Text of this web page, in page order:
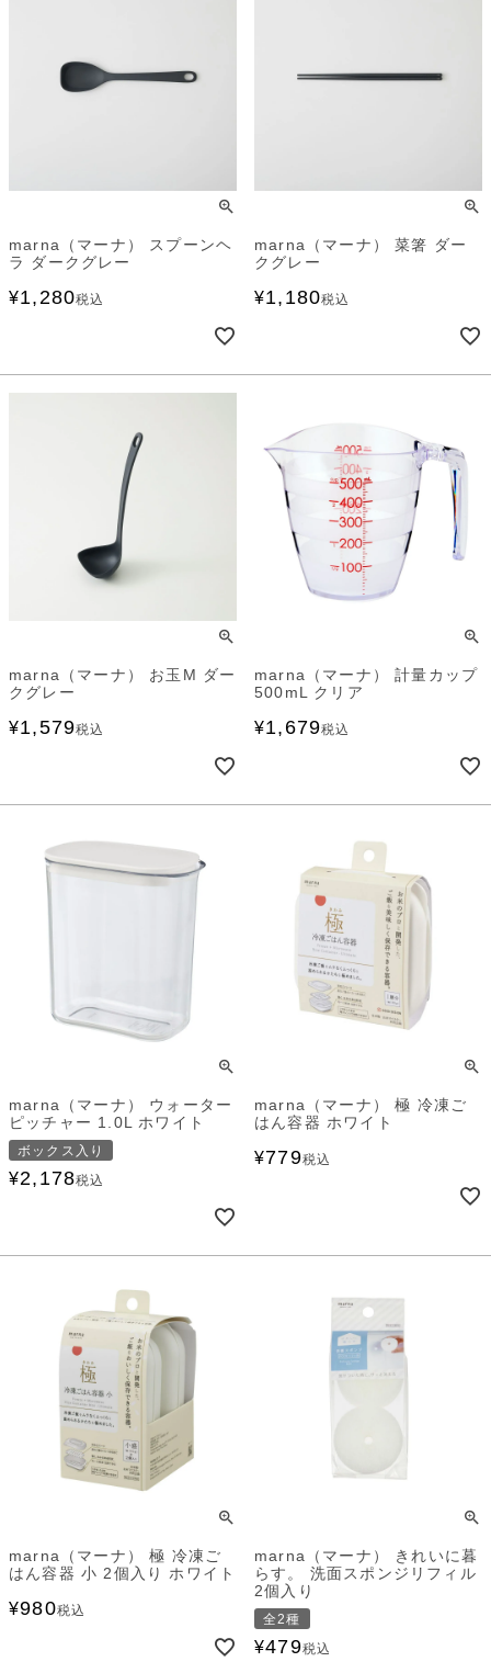
marna（マーナ） スプーンヘ
ラ ダークグレー
¥1,280税込
marna（マーナ） 菜箸 ダー
クグレー
¥1,180税込
marna（マーナ） お玉M ダー
クグレー
¥1,579税込
marna（マーナ） 計量カップ
500mL クリア
¥1,679税込
marna（マーナ） ウォーター
ピッチャー 1.0L ホワイト
ボックス入り
¥2,178税込
marna（マーナ） 極 冷凍ご
はん容器 ホワイト
¥779税込
marna（マーナ） 極 冷凍ご
はん容器 小 2個入り ホワイト
¥980税込
marna（マーナ） きれいに暮
らす。 洗面スポンジリフィル
2個入り
全2種
¥479税込